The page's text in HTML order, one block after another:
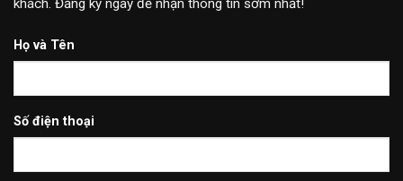
khách. Đăng ký ngay để nhận thông tin sớm nhất!
Họ và Tên
Số điện thoại